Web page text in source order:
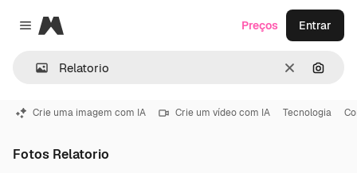
Close menu
Magnific
Limpar
Preços Entrar
Crie uma imagem com IA Crie um vídeo com IA Tecnologia
Fotos Relatorio